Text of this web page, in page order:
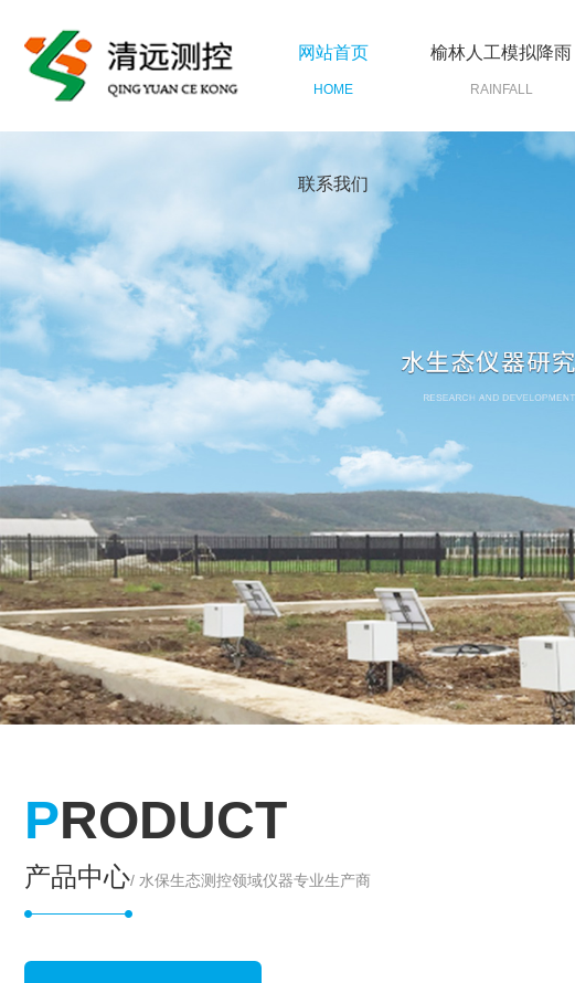
网站首页
HOME
榆林人工模拟降雨
RAINFALL
联系我们
PRODUCT
产品中心/ 水保生态测控领域仪器专业生产商